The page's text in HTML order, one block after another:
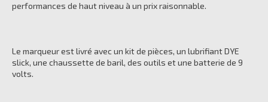
performances de haut niveau à un prix raisonnable.
Le marqueur est livré avec un kit de pièces, un lubrifiant DYE
slick, une chaussette de baril, des outils et une batterie de 9
volts.